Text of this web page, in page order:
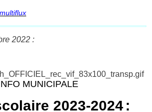
2022 :
MUNICIPALE
2023-2024: